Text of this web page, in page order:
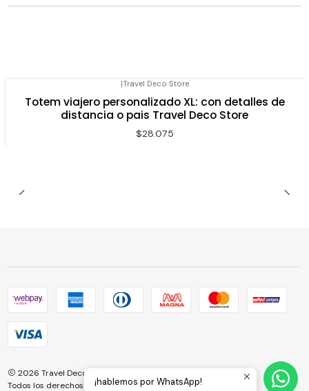
|Travel Deco Store
Totem viajero personalizado XL: con detalles de
distancia o pais Travel Deco Store
$28.075
2026 Travel Deco Store.
Todos los derechos reservados.Desarrollado por Jumpseller
¡hablemos por WhatsApp!